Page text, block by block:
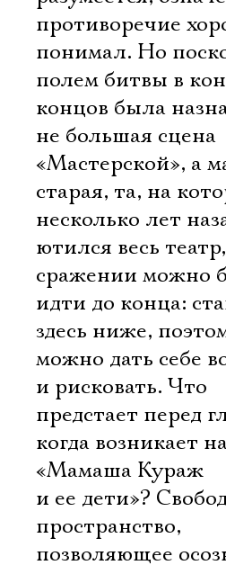
противоречие
понимал. Но
полем битвы в
концов была
не большая сцена
«Мастерской», а
старая, та, на
несколько лет
ютился весь
сражении можно
идти до конца:
здесь ниже,
можно дать себе
и рисковать. Что
предстает перед
когда возникает
«Мамаша Кураж
и ее дети»?
пространство,
позволяющее